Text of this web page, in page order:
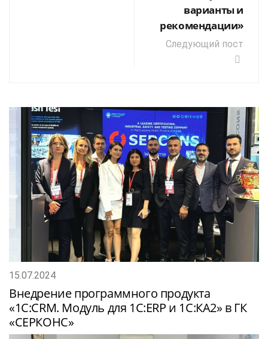
варианты и
рекомендации»
Следующий пост
15.07.2024
Внедрение программного продукта
«1С:CRM. Модуль для 1С:ERP и 1С:КА2» в ГК
«СЕРКОНС»